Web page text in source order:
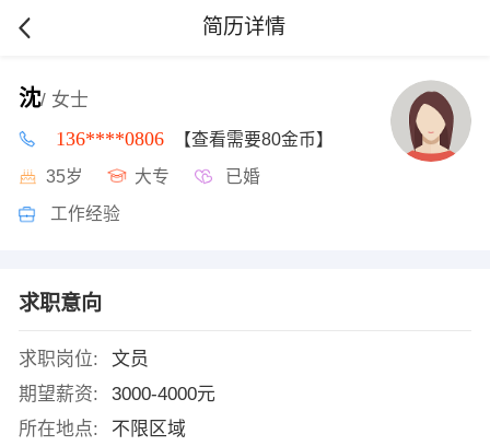
简历详情
沈/ 女士
136****0806 【查看需要80金币】
35岁 大专 已婚
工作经验
求职意向
求职岗位:
文员
期望薪资:
3000-4000元
所在地点:
不限区域